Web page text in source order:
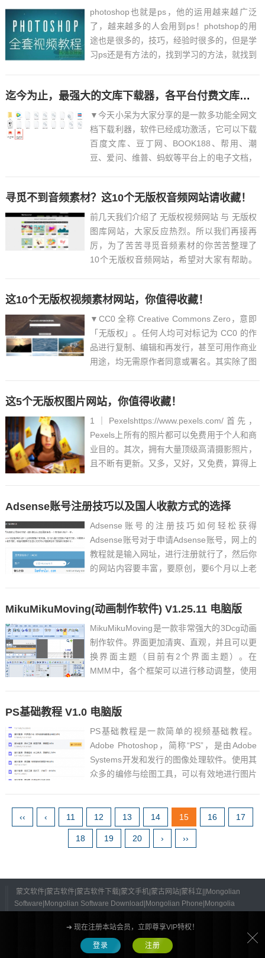
photoshop也就是ps，他的运用越来越广泛
了，越来越多的人会用到ps！photshop的用
途也是很多的，技巧，经验时很多的，但是学
习ps还是有方法的，找到学习的方法，就找到
的朋友来说绝对有很大的帮助。赶快...
迄今为止，最强大的文库下载器，各平台付费文库免费下载！
▼今天小呆为大家分享的是一款多功能全网文
档下载利器，软件已经成功激活，它可以下载
百度文库、豆丁网、BOOK188、帮用、潮
豆、爱问、维普、蚂蚁等平台上的电子文档，
知网等学术网站，最重要的是，都是原格式下
载，可...
寻觅不到音频素材？这10个无版权音频网站请收藏！
前几天我们介绍了 无版权视频网站 与 无版权
图库网站，大家反应热烈。所以我们再接再
厉，为了苦苦寻觅音频素材的你苦苦整理了
10个无版权音频网站，希望对大家有帮助。
1.bensoundhttps://www.bensound.comBenS
ound 网站是由...
这10个无版权视频素材网站，你值得收藏！
▼CC0 全称 Creative Commons Zero，意即
「无版权」。任何人均可对标记为 CC0 的作
品进行复制、编辑和再发行，甚至可用作商业
用途，均无需原作者同意或署名。其实除了图
用好了，视频制作的成本将大大...
这5个无版权图片网站，你值得收藏！
1｜Pexelshttps://www.pexels.com/首先，
Pexels上所有的照片都可以免费用于个人和商
业目的。其次，拥有大量顶级高清摄影照片，
且不断有更新。又多，又好，又免费，算得上
充满活力的创...
Adsense账号注册技巧以及国人收款方式的选择
Adsense账号的注册技巧如何轻松获得
Adsense账号对于申请Adsense账号，网上的
教程就是输入网址，进行注册就行了，然后你
的网站内容要丰富，要原创，要6个月以上老
也不是绝对。实际上你只要网站文章数量多于
10-2...
MikuMikuMoving(动画制作软件) V1.25.11 电脑版
MikuMikuMoving是一款非常强大的3Dcg动画
制作软件。界面更加清爽、直观，并且可以更
换界面主题（目前有2个界面主题）。在
MMM中，各个框架可以进行移动调整，使用
进，效果更为优秀。有对这款软件感兴趣的小
伙伴们...
PS基础教程 V1.0 电脑版
PS基础教程是一款简单的视频基础教程。
Adobe Photoshop，简称“PS”，是由Adobe
Systems开发和发行的图像处理软件。使用其
众多的编修与绘图工具，可以有效地进行图片
‹‹
‹ 11 12 13 14 15 16 17
18 19 20 › ››
蒙文软件|蒙古软件|蒙古软件下载|蒙文手机|蒙古网站|蒙科立||Mongolian
Software|Mongolian Software Download|Mongolian Phone|Mongolia
公网安备15052402000125号
Z-BlogPHP Themes by
蒙古文软件大全
| 免责声明
➔ 现在注册本站会员，立即尊享VIP特权！
登录 注册